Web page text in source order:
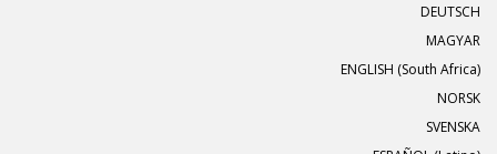
DEUTSCH
MAGYAR
ENGLISH (South Africa)
NORSK
SVENSKA